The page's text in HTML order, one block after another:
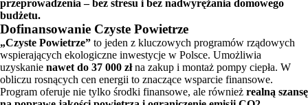
przeprowadzenia – bez stresu i bez nadwyrężania domowego
budżetu.
Dofinansowanie Czyste Powietrze
„Czyste Powietrze” to jeden z kluczowych programów rządowych
wspierających ekologiczne inwestycje w Polsce. Umożliwia
uzyskanie nawet do 37 000 złna zakup i montaż pompy ciepła. W
obliczu rosnących cen energii to znaczące wsparcie finansowe.
Program oferuje nie tylko środki finansowe, ale również realną szansę